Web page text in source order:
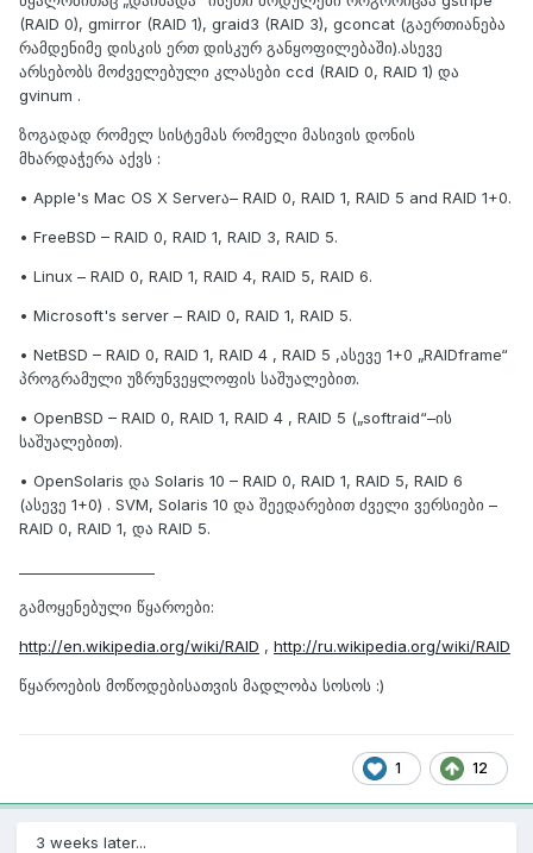
(RAID 0), gmirror (RAID 1), graid3 (RAID 3), gconcat (გაერთიანება
რამდენიმე დისკის ერთ დისკურ განყოფილებაში).ასევე
არსებობს მოძველებული კლასები ccd (RAID 0, RAID 1) და
gvinum .
ზოგადად რომელ სისტემას რომელი მასივის დონის
მხარდაჭერა აქვს :
• Apple's Mac OS X Serverა– RAID 0, RAID 1, RAID 5 and RAID 1+0.
• FreeBSD – RAID 0, RAID 1, RAID 3, RAID 5.
• Linux – RAID 0, RAID 1, RAID 4, RAID 5, RAID 6.
• Microsoft's server – RAID 0, RAID 1, RAID 5.
• NetBSD – RAID 0, RAID 1, RAID 4 , RAID 5 ,ასევე 1+0 „RAIDframe“
პროგრამული უზრუნვეყლოფის საშუალებით.
• OpenBSD – RAID 0, RAID 1, RAID 4 , RAID 5 („softraid“–ის
საშუალებით).
• OpenSolaris და Solaris 10 – RAID 0, RAID 1, RAID 5, RAID 6
(ასევე 1+0) . SVM, Solaris 10 და შეედარებით ძველი ვერსიები –
RAID 0, RAID 1, და RAID 5.
გამოყენებული წყაროები:
http://en.wikipedia.org/wiki/RAID , http://ru.wikipedia.org/wiki/RAID
წყაროების მოწოდებისათვის მადლობა სოსოს :)
1 12
3 weeks later...